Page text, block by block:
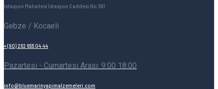
İstasyon Mahallesi İstasyon Caddesi No:561
Gebze / Kocaeli
+ (90) 262 655 04 44
Pazartesi - Cumartesi Arası: 9:00 18:00
info@bluemarinyapimalzemeleri.com